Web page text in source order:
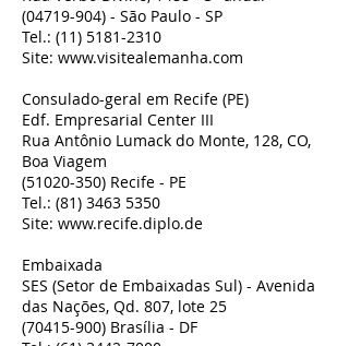
(04719-904) - São Paulo - SP
Tel.: (11) 5181-2310
Site: www.visitealemanha.com
Consulado-geral em Recife (PE)
Edf. Empresarial Center III
Rua Antônio Lumack do Monte, 128, CO,
Boa Viagem
(51020-350) Recife - PE
Tel.: (81) 3463 5350
Site: www.recife.diplo.de
Embaixada
SES (Setor de Embaixadas Sul) - Avenida
das Nações, Qd. 807, lote 25
(70415-900) Brasília - DF